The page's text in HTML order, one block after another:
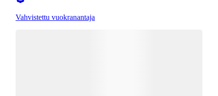
Vahvistettu vuokranantaja